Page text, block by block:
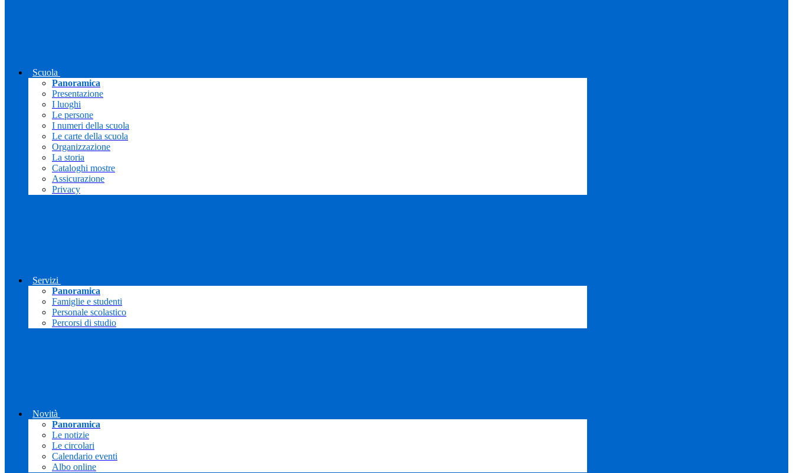
Scuola
Panoramica
Presentazione
I luoghi
Le persone
I numeri della scuola
Le carte della scuola
Organizzazione
La storia
Cataloghi mostre
Assicurazione
Privacy
Servizi
Panoramica
Famiglie e studenti
Personale scolastico
Percorsi di studio
Novità
Panoramica
Le notizie
Le circolari
Calendario eventi
Albo online